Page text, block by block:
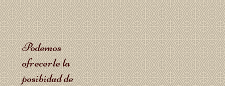
Podemos
ofrecerle la
posibidad de